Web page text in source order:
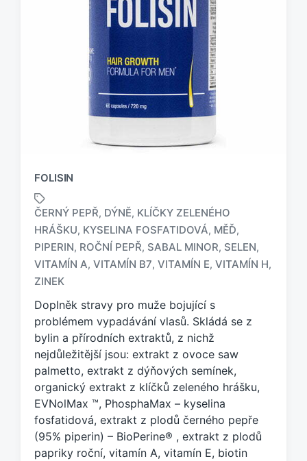
FOLISIN
O
z
n
č
e
n
a
g
e
m
:
ČERNÝ PEPŘ, DÝNĚ, KLÍČKY ZELENÉHO
HRÁŠKU, KYSELINA FOSFATIDOVÁ, MĚĎ,
PIPERIN, ROČNÍ PEPŘ, SABAL MINOR, SELEN,
VITAMÍN A, VITAMÍN B7, VITAMÍN E, VITAMÍN H,
ZINEK
Doplněk stravy pro muže bojující s
problémem vypadávání vlasů. Skládá se z
bylin a přírodních extraktů, z nichž
nejdůležitější jsou: extrakt z ovoce saw
palmetto, extrakt z dýňových semínek,
organický extrakt z klíčků zeleného hrášku,
EVNolMax ™, PhosphaMax – kyselina
fosfatidová, extrakt z plodů černého pepře
(95% piperin) – BioPerine® , extrakt z plodů
papriky roční, vitamín A, vitamín E, biotin